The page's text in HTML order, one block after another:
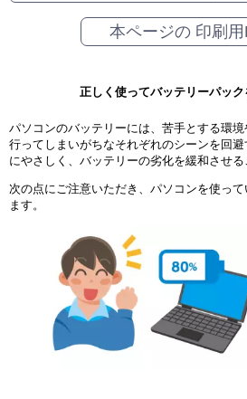
本ページの 印刷
正しく使ってバッテリーパッ
パソコンのバッテリーには、苦手とする環
行ってしまいがちなそれぞれのシーンを回
にやさしく、バッテリーの劣化を緩和させる
次の点にご注意いただき、パソコンを使っ
ます。